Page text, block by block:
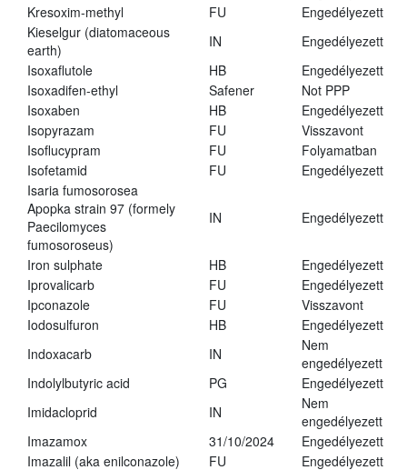
Kresoxim-methyl
FU
Engedélyezett
Kieselgur (diatomaceous
earth)
IN
Engedélyezett
Isoxaflutole
HB
Engedélyezett
Isoxadifen-ethyl
Safener
Not PPP
Isoxaben
HB
Engedélyezett
Isopyrazam
FU
Visszavont
Isoflucypram
FU
Folyamatban
Isofetamid
FU
Engedélyezett
Isaria fumosorosea
Apopka strain 97 (formely
Paecilomyces
fumosoroseus)
IN Engedélyezett
Iron sulphate HB
Engedélyezett
Iprovalicarb
FU
Engedélyezett
Ipconazole
FU
Visszavont
Iodosulfuron
HB
Engedélyezett
Indoxacarb
IN
Nem
engedélyezett
Indolylbutyric acid
PG
Engedélyezett
Imidacloprid
IN
Nem
engedélyezett
Imazamox
31/10/2024
Engedélyezett
Imazalil (aka enilconazole)
FU
Engedélyezett